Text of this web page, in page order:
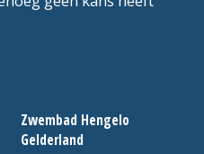
Zwembad Hengelo
Gelderland